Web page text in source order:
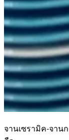
จานเซรามิค-จาน